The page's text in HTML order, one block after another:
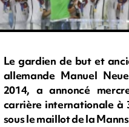
Le gardien de but et
allemande Manuel
2014, a annoncé
carrière internationale à
sous le maillot de la